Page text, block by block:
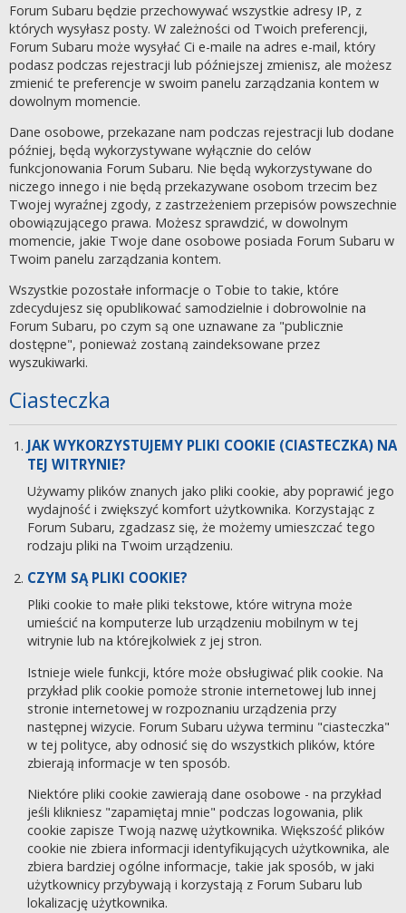
Forum Subaru będzie przechowywać wszystkie adresy IP, z
których wysyłasz posty. W zależności od Twoich preferencji,
Forum Subaru może wysyłać Ci e-maile na adres e-mail, który
podasz podczas rejestracji lub późniejszej zmienisz, ale możesz
zmienić te preferencje w swoim panelu zarządzania kontem w
dowolnym momencie.
Dane osobowe, przekazane nam podczas rejestracji lub dodane
później, będą wykorzystywane wyłącznie do celów
funkcjonowania Forum Subaru. Nie będą wykorzystywane do
niczego innego i nie będą przekazywane osobom trzecim bez
Twojej wyraźnej zgody, z zastrzeżeniem przepisów powszechnie
obowiązującego prawa. Możesz sprawdzić, w dowolnym
momencie, jakie Twoje dane osobowe posiada Forum Subaru w
Twoim panelu zarządzania kontem.
Wszystkie pozostałe informacje o Tobie to takie, które
zdecydujesz się opublikować samodzielnie i dobrowolnie na
Forum Subaru, po czym są one uznawane za "publicznie
dostępne", ponieważ zostaną zaindeksowane przez
wyszukiwarki.
Ciasteczka
JAK WYKORZYSTUJEMY PLIKI COOKIE (CIASTECZKA) NA
TEJ WITRYNIE?
Używamy plików znanych jako pliki cookie, aby poprawić jego
wydajność i zwiększyć komfort użytkownika. Korzystając z
Forum Subaru, zgadzasz się, że możemy umieszczać tego
rodzaju pliki na Twoim urządzeniu.
CZYM SĄ PLIKI COOKIE?
Pliki cookie to małe pliki tekstowe, które witryna może
umieścić na komputerze lub urządzeniu mobilnym w tej
witrynie lub na którejkolwiek z jej stron.
Istnieje wiele funkcji, które może obsługiwać plik cookie. Na
przykład plik cookie pomoże stronie internetowej lub innej
stronie internetowej w rozpoznaniu urządzenia przy
następnej wizycie. Forum Subaru używa terminu "ciasteczka"
w tej polityce, aby odnosić się do wszystkich plików, które
zbierają informacje w ten sposób.
Niektóre pliki cookie zawierają dane osobowe - na przykład
jeśli klikniesz "zapamiętaj mnie" podczas logowania, plik
cookie zapisze Twoją nazwę użytkownika. Większość plików
cookie nie zbiera informacji identyfikujących użytkownika, ale
zbiera bardziej ogólne informacje, takie jak sposób, w jaki
użytkownicy przybywają i korzystają z Forum Subaru lub
lokalizację użytkownika.